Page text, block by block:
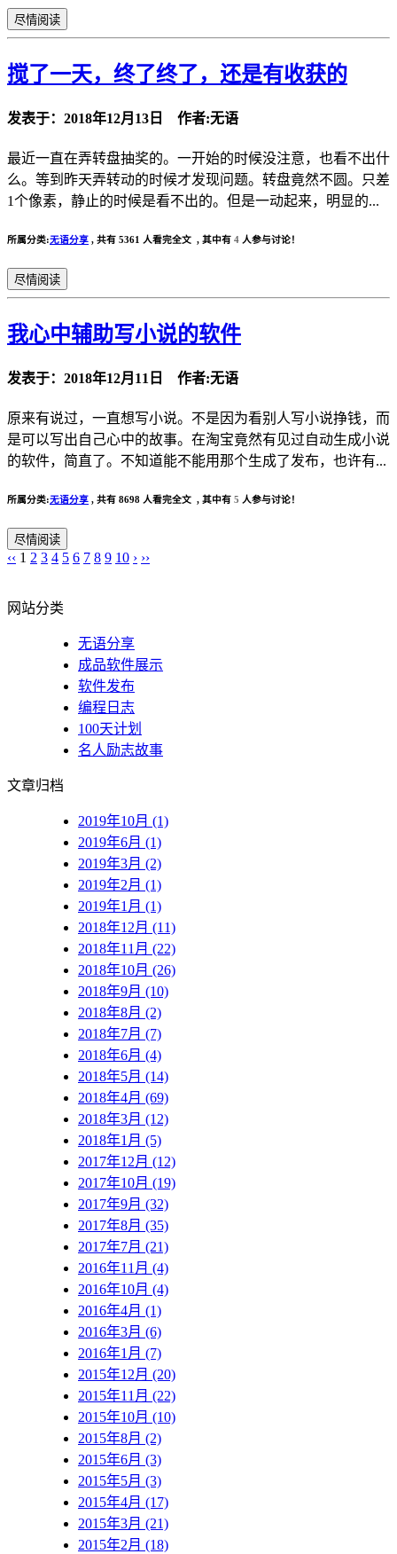
尽情阅读
搅了一天，终了终了，还是有收获的
发表于：2018年12月13日 作者:无语
最近一直在弄转盘抽奖的。一开始的时候没注意，也看不出什
么。等到昨天弄转动的时候才发现问题。转盘竟然不圆。只差
1个像素，静止的时候是看不出的。但是一动起来，明显的...
所属分类:无语分享 , 共有 5361 人看完全文 , 其中有 4 人参与讨论！
尽情阅读
我心中辅助写小说的软件
发表于：2018年12月11日 作者:无语
原来有说过，一直想写小说。不是因为看别人写小说挣钱，而
是可以写出自己心中的故事。在淘宝竟然有见过自动生成小说
的软件，简直了。不知道能不能用那个生成了发布，也许有...
所属分类:无语分享 , 共有 8698 人看完全文 , 其中有 5 人参与讨论！
尽情阅读
‹‹ 1 2 3 4 5 6 7 8 9 10 › ››
网站分类
无语分享
成品软件展示
软件发布
编程日志
100天计划
名人励志故事
文章归档
2019年10月 (1)
2019年6月 (1)
2019年3月 (2)
2019年2月 (1)
2019年1月 (1)
2018年12月 (11)
2018年11月 (22)
2018年10月 (26)
2018年9月 (10)
2018年8月 (2)
2018年7月 (7)
2018年6月 (4)
2018年5月 (14)
2018年4月 (69)
2018年3月 (12)
2018年1月 (5)
2017年12月 (12)
2017年10月 (19)
2017年9月 (32)
2017年8月 (35)
2017年7月 (21)
2016年11月 (4)
2016年10月 (4)
2016年4月 (1)
2016年3月 (6)
2016年1月 (7)
2015年12月 (20)
2015年11月 (22)
2015年10月 (10)
2015年8月 (2)
2015年6月 (3)
2015年5月 (3)
2015年4月 (17)
2015年3月 (21)
2015年2月 (18)